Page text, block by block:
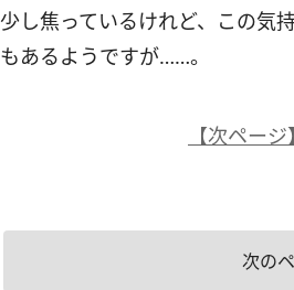
し焦っているけれど、この気
あるようですが……。
【次ペー
次の